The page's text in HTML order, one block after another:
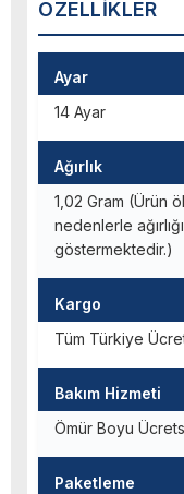
ÖZELLIKLER
Ayar
14 Ayar
Ağırlık
1,02 Gram (Ürün
nedenlerle
göstermektedir.)
Kargo
Tüm Türkiye
Bakım Hizmeti
Ömür Boyu
Paketleme